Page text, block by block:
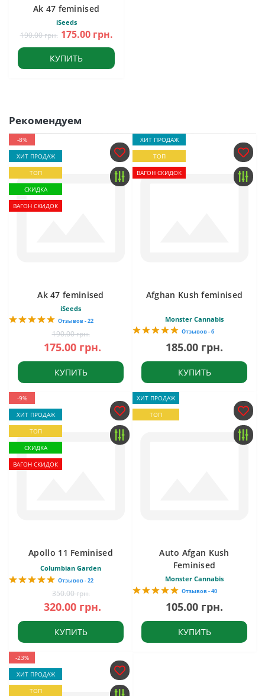
Ak 47 feminised
iSeeds
190.00 грн. 175.00 грн.
КУПИТЬ
Рекомендуем
-8%
ХИТ ПРОДАЖ
ТОП
СКИДКА
ВАГОН СКИДОК
Ak 47 feminised
iSeeds
Отзывов - 22
190.00 грн.
175.00 грн.
КУПИТЬ
ХИТ ПРОДАЖ
ТОП
ВАГОН СКИДОК
Afghan Kush feminised
Monster Cannabis
Отзывов - 6
185.00 грн.
КУПИТЬ
-9%
ХИТ ПРОДАЖ
ТОП
СКИДКА
ВАГОН СКИДОК
Apollo 11 Feminised
Columbian Garden
Отзывов - 22
350.00 грн.
320.00 грн.
КУПИТЬ
ХИТ ПРОДАЖ
ТОП
Auto Afgan Kush
Feminised
Monster Cannabis
Отзывов - 40
105.00 грн.
КУПИТЬ
-23%
ХИТ ПРОДАЖ
ТОП